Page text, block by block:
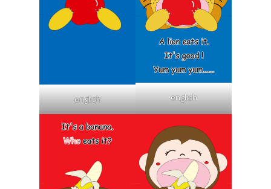
english english